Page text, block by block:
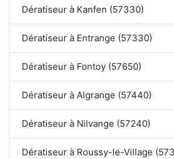
Dératiseur à Kanfen (57330)
Dératiseur à Entrange (57330)
Dératiseur à Fontoy (57650)
Dératiseur à Algrange (57440)
Dératiseur à Nilvange (57240)
Dératiseur à Roussy-le-Village